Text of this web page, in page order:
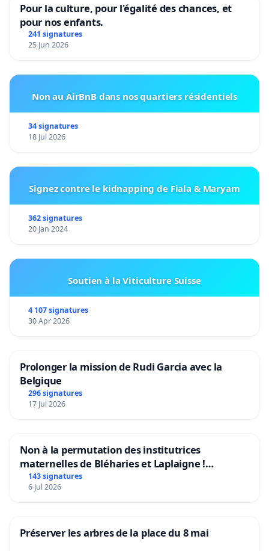
Pour la culture, pour l'égalité des chances, et
pour nos enfants.
241 signatures
25 Jun 2026
Non au AirBnB dans nos quartiers résidentiels
34 signatures
18 Jul 2026
Signez contre le kidnapping de Fiala & Maryam
362 signatures
20 Jan 2024
Soutien à la Viticulture Suisse
4 107 signatures
30 Apr 2026
Prolonger la mission de Rudi Garcia avec la
Belgique
296 signatures
17 Jul 2026
Non à la permutation des institutrices
maternelles de Bléharies et Laplaigne !
Préservons la stabilité de nos enfants.
143 signatures
6 Jul 2026
Préserver les arbres de la place du 8 mai